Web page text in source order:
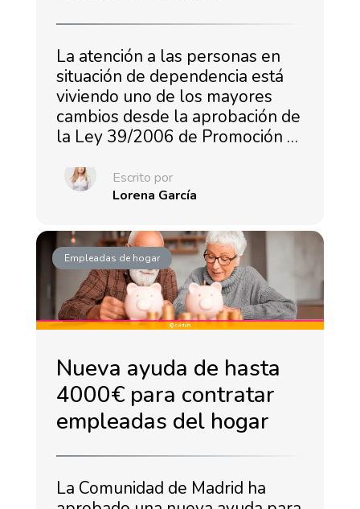
La atención a las personas en
situación de dependencia está
viviendo uno de los mayores
cambios desde la aprobación de
la Ley 39/2006 de Promoción …
Escrito por
Lorena García
Empleadas de hogar
Nueva ayuda de hasta
4000€ para contratar
empleadas del hogar
La Comunidad de Madrid ha